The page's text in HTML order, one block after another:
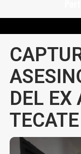
DEL EX
TECATE